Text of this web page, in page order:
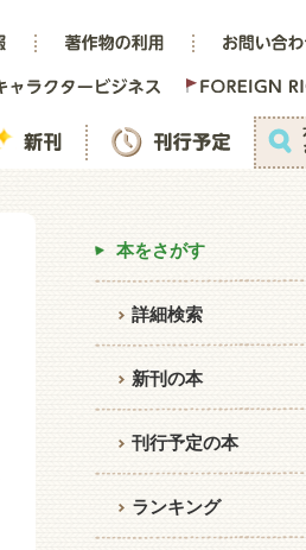
本をさがす
詳細検索
新刊の本
刊行予定の本
ランキング